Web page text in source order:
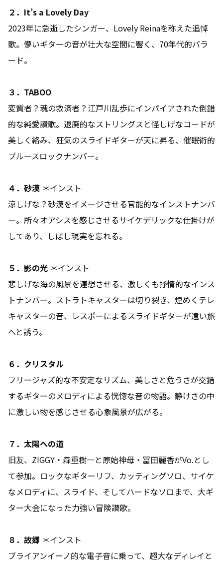
２． It’s a Lovely Day
2023年に急逝したシンガー、 Lovely Reinaを称えた追悼
歌。儚いギターの音が壮大な空間に響く、 70年代的バラ
ード。
３． TABOO
変質者？魂の救済者？江戸川乱歩にインパイアされた倒錯
的な純愛讃歌。退廃的なストリングスと怪しげなコードが
美しく絡み、狂気のスライドギターが天に昇る、催眠術的
ブルースロックナンバー。
４．砂漠 ＊インスト
涼しげな？砂漠をイメージさせる官能的なインストナンバ
ー。所々オアシスを感じさせるサイケデリックな仕掛けが
してあり、しばし現実を忘れる。
５．影の光 ＊インスト
悲しげな海の風景を連想させる、激しくも抒情的なインス
トナンバー。ストラトキャスターは切り裂き、煌めくテレ
キャスターの音、レスポーによるスライドギターが遠い旅
へと誘う。
６．クリスタル
フリージャズ的な不安定なリズム、美しさと危うさが交錯
するギターのメロディによる恍惚な音の物語。静けさの中
に激しい物を感じさせる心象風景が広がる。
７．太陽への道
旧友、 ZIGGY ・森重樹一と原始神母・冨田麗香がVo.とし
て参加。ロックなギターリフ、カッティングソロ、サイケ
なメロディに、スライド、そしてハードなソロまで、大ギ
ター大会になった力強い冒険讃歌。
８．故郷 ＊インスト
ブライアンイーノ的な電子音に乗って、超大なディレイと